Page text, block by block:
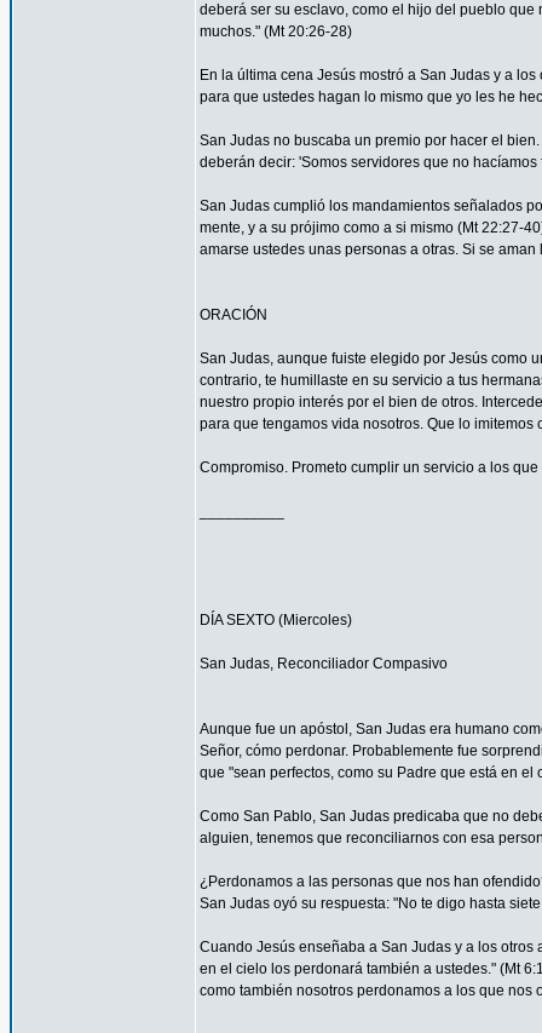
deberá ser su esclavo, como el hijo del pueblo
muchos." (Mt 20:26-28)
En la última cena Jesús mostró a San Judas y a
para que ustedes hagan lo mismo que yo les he
San Judas no buscaba un premio por hacer el
deberán decir: 'Somos servidores que no
San Judas cumplió los mandamientos señalados
mente, y a su prójimo como a si mismo (Mt 22:27-
amarse ustedes unas personas a otras. Si se
ORACIÓN
San Judas, aunque fuiste elegido por Jesús como
contrario, te humillaste en su servicio a tus
nuestro propio interés por el bien de otros.
para que tengamos vida nosotros. Que lo
Compromiso. Prometo cumplir un servicio a los
DÍA SEXTO (Miercoles)
San Judas, Reconciliador Compasivo
Aunque fue un apóstol, San Judas era humano
Señor, cómo perdonar. Probablemente fue
que "sean perfectos, como su Padre que está en el
Como San Pablo, San Judas predicaba que no
alguien, tenemos que reconciliarnos con esa
¿Perdonamos a las personas que nos han
San Judas oyó su respuesta: "No te digo hasta
Cuando Jesús enseñaba a San Judas y a los
en el cielo los perdonará también a ustedes." (Mt
como también nosotros perdonamos a los que nos